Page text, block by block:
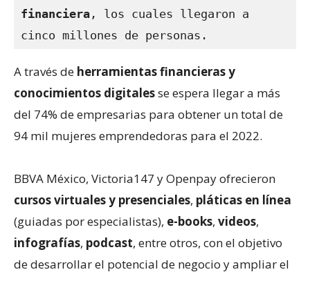
financiera , los cuales llegaron a
cinco millones de personas.
A través de herramientas financieras y
conocimientos digitalesse espera llegar a más
del 74% de empresarias para obtener un total de
94 mil mujeres emprendedoras para el 2022.
BBVA México, Victoria147 y Openpay ofrecieron
cursos virtuales y presenciales, pláticas en línea
(guiadas por especialistas), e-books, videos,
infografías, podcast, entre otros, con el objetivo
de desarrollar el potencial de negocio y ampliar el